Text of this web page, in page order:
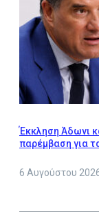
Έκκληση Άδωνι
παρέμβαση για
6 Αυγούστου